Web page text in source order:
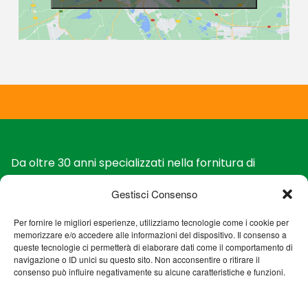
Gestisci Consenso
Per fornire le migliori esperienze, utilizziamo tecnologie come i cookie per
memorizzare e/o accedere alle informazioni del dispositivo. Il consenso a
queste tecnologie ci permetterà di elaborare dati come il comportamento di
navigazione o ID unici su questo sito. Non acconsentire o ritirare il
consenso può influire negativamente su alcune caratteristiche e funzioni.
Da oltre 30 anni specializzati nella fornitura di
arredamenti e attrezzature professionali per la
ristorazione in Sicilia.
progetto, seguendo il cliente dalla consulenza
all’assistenza tecnica.
Cookie Policy (UE)
Privacy Policy